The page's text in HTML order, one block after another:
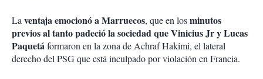
Laventaja emocionó a Marruecos, que en losminutos
previos al tanto padeció la sociedad que Vinicius Jr y Lucas
Paquetáformaron en la zona de Achraf Hakimi, el lateral
derecho del PSG que está inculpado por violación en Francia.